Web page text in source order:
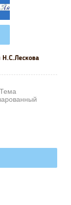
Н.С.Лескова